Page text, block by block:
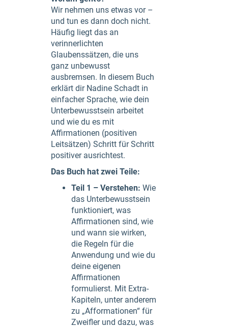
Wir nehmen uns etwas vor –
und tun es dann doch nicht.
Häufig liegt das an
verinnerlichten
Glaubenssätzen, die uns
ganz unbewusst
ausbremsen. In diesem Buch
erklärt dir Nadine Schadt in
einfacher Sprache, wie dein
Unterbewusstsein arbeitet
und wie du es mit
Affirmationen (positiven
Leitsätzen) Schritt für Schritt
positiver ausrichtest.
Das Buch hat zwei Teile:
Teil 1 – Verstehen: Wie
das Unterbewusstsein
funktioniert, was
Affirmationen sind, wie
und wann sie wirken,
die Regeln für die
Anwendung und wie du
deine eigenen
Affirmationen
formulierst. Mit Extra-
Kapiteln, unter anderem
zu „Afformationen“ für
Zweifler und dazu, was